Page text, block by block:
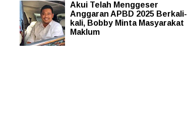
Akui Telah Menggeser
Anggaran APBD 2025 Berkali-
kali, Bobby Minta Masyarakat
Maklum